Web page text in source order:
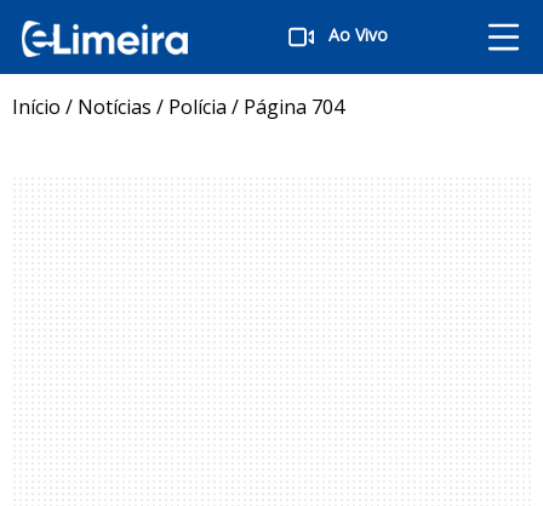
Ao Vivo
Início / Notícias / Polícia / Página 704